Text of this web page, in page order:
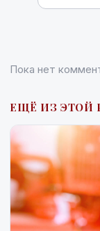
Пока нет
ЕЩЁ ИЗ ЭТОЙ